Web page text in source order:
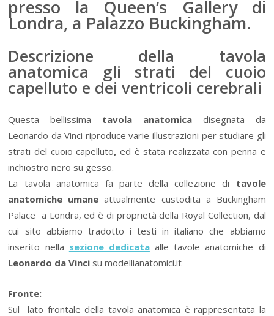
presso la Queen’s Gallery di
Londra, a Palazzo Buckingham.
Descrizione della tavola
anatomica gli strati del cuoio
capelluto e dei ventricoli cerebrali
Questa bellissima tavola anatomicadisegnata da
Leonardo da Vinci riproduce varie illustrazioni per studiare gli
strati del cuoio capelluto, ed è stata realizzata con penna e
inchiostro nero su gesso.
La tavola anatomica fa parte della collezione di tavole
anatomiche umane attualmente custodita a Buckingham
Palace a Londra, ed è di proprietà della Royal Collection, dal
cui sito abbiamo tradotto i testi in italiano che abbiamo
inserito nella sezione dedicataalle tavole anatomiche di
Leonardo da Vinci su modellianatomici.it
Fronte:
Sul lato frontale della tavola anatomica è rappresentata la